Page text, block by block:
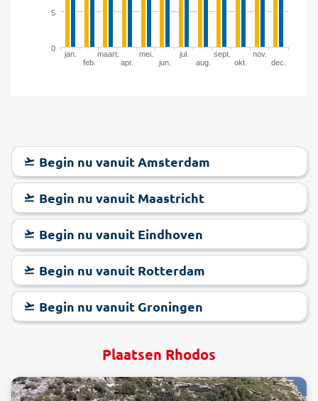
jan.
feb.
maart.
apr.
mei.
jun.
jul.
aug.
sept.
okt.
nov.
dec.
0
5
Begin nu vanuit Amsterdam
Begin nu vanuit Maastricht
Begin nu vanuit Eindhoven
Begin nu vanuit Rotterdam
Begin nu vanuit Groningen
Plaatsen Rhodos